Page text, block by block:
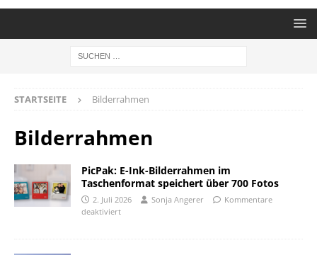
STARTSEITE Bilderrahmen
Bilderrahmen
PicPak: E-Ink-Bilderrahmen im
Taschenformat speichert über 700 Fotos
2. Juli 2026 Sonja Angerer
Kommentare
deaktiviert